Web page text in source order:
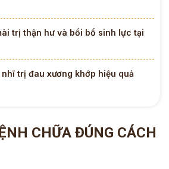
trị thận hư và bồi bổ sinh lực tại
trị đau xương khớp hiệu quả
CHỮA ĐÚNG CÁCH